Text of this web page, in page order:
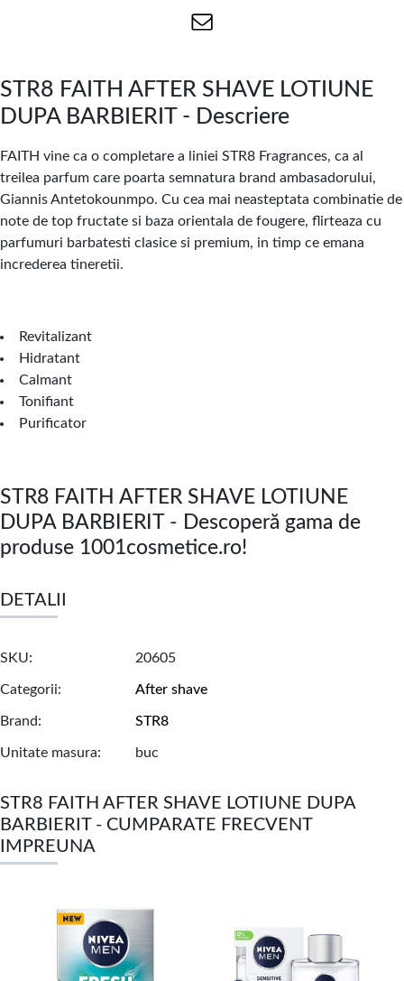
STR8 FAITH AFTER SHAVE LOTIUNE
DUPA BARBIERIT - Descriere
FAITH vine ca o completare a liniei STR8 Fragrances, ca al
treilea parfum care poarta semnatura brand ambasadorului,
Giannis Antetokounmpo. Cu cea mai neasteptata combinatie de
note de top fructate si baza orientala de fougere, flirteaza cu
parfumuri barbatesti clasice si premium, in timp ce emana
increderea tineretii.
Revitalizant
Hidratant
Calmant
Tonifiant
Purificator
STR8 FAITH AFTER SHAVE LOTIUNE
DUPA BARBIERIT - Descoperă gama de
produse 1001cosmetice.ro!
DETALII
SKU 20605
Categorii After shave
Brand STR8
Unitate masura buc
STR8 FAITH AFTER SHAVE LOTIUNE DUPA
BARBIERIT - CUMPARATE FRECVENT
IMPREUNA